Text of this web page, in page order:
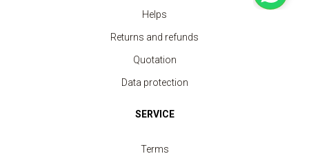
Helps
Returns and refunds
Quotation
Data protection
SERVICE
Terms